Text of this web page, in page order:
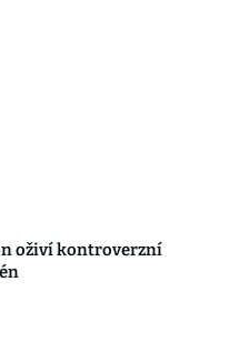
oživí kontroverzní